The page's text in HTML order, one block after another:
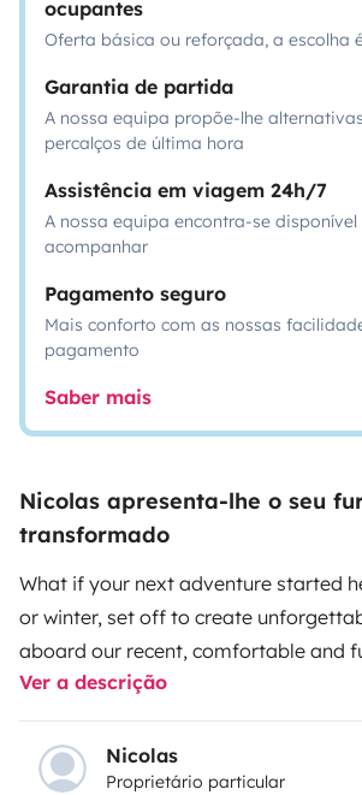
ocupantes
Oferta básica ou reforçada, a escolha
Garantia de partida
A nossa equipa propõe-lhe
percalços de última hora
Assistência em viagem 24h/7
A nossa equipa encontra-se
acompanhar
Pagamento seguro
Mais conforto com as nossas
pagamento
Saber mais
Nicolas apresenta-lhe o seu
transformado
What if your next adventure started
or winter, set off to create
aboard our recent, comfortable and
camper van, designed for freedom
travel.Whether you are a couple,
experienced vanlifers or complete
is made to help you enjoy a smooth,
Ver a descrição
Nicolas
Proprietário particular